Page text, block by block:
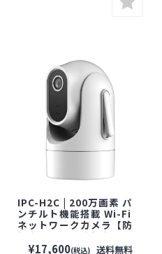
IPC-H2C | 200万画素 パ
ンチルト機能搭載 Wi-Fi
ネットワークカメラ【防
犯カメラ】【監視カメ
ラ】【セキュリティーカメ
¥17,600(税込) 送料無料